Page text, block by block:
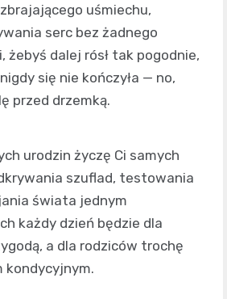
uśmiechu,
serc bez żadnego
żebyś dalej rósł tak pogodnie,
się nie kończyła — no,
przed drzemką.
urodzin życzę Ci samych
szuflad, testowania
świata jednym
każdy dzień będzie dla
a dla rodziców trochę
kondycyjnym.